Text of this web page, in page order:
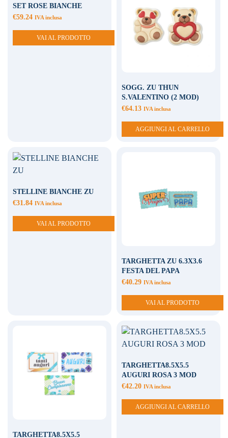
SET ROSE BIANCHE
€59.24 IVA inclusa
VAI AL PRODOTTO
SOGG. ZU THUN
S.VALENTINO (2 MOD)
€64.13 IVA inclusa
AGGIUNGI AL CARRELLO
STELLINE BIANCHE ZU
€31.84 IVA inclusa
VAI AL PRODOTTO
TARGHETTA ZU 6.3X3.6
FESTA DEL PAPA
€40.29 IVA inclusa
VAI AL PRODOTTO
TARGHETTA8.5X5.5
TARGHETTA8.5X5.5
AUGURI ROSA 3 MOD
€42.20 IVA inclusa
AGGIUNGI AL CARRELLO